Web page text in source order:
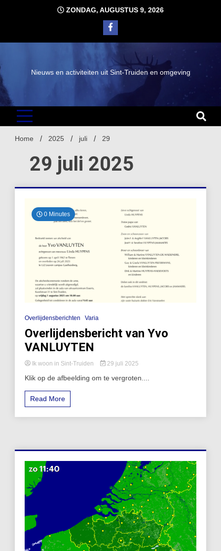
ZONDAG, AUGUSTUS 9, 2026
Nieuws en activiteiten uit Sint-Truiden en omgeving
Home 2025 juli 29
29 juli 2025
0 Minutes
Overlijdensberichten Varia
Overlijdensbericht van Yvo
VANLUYTEN
Ik woon in Sint-Truiden 29 juli 2025
Klik op de afbeelding om te vergroten....
Read More